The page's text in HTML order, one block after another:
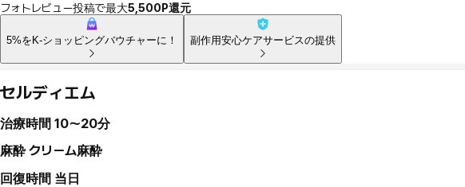
フォトレビュー投稿で最大5,500P還元
5%をK-ショッピングバウチャーに！ 副作用安心ケアサービスの提供
セルディエム
治療時間 10〜20分
麻酔 クリーム麻酔
回復時間 当日